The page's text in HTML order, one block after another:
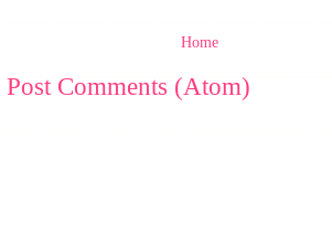
Home
Post Comments (Atom)